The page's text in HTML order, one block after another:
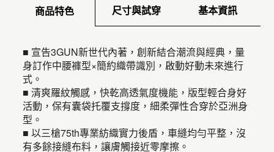
商品特色 尺寸與試穿 基本資訊
■ 宣告3GUN新世代內著，創新結合潮流與經典，量
身訂作中腰褲型×簡約織帶識別，啟動好動未來進行
式。
■ 清爽羅紋觸感，快乾高透氣度機能，版型輕合身好
活動，保有囊袋托覆支撐度，細柔彈性合穿於亞洲身
型。
■ 以三槍75th專業紡織實力後盾，車縫均勻平整，沒
有多餘接縫布料，讓膚觸接近零摩擦。